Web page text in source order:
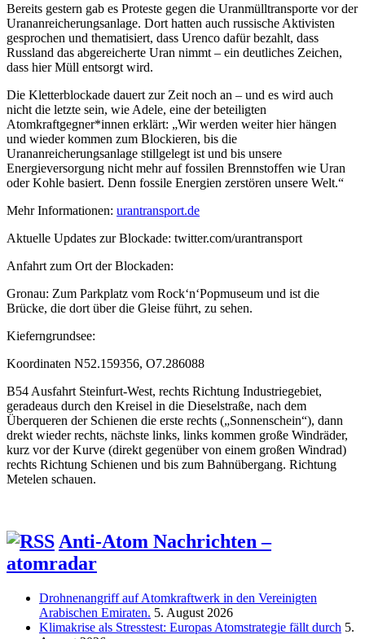
Bereits gestern gab es Proteste gegen die Uranmülltransporte vor der
Urananreicherungsanlage. Dort hatten auch russische Aktivisten
gesprochen und thematisiert, dass Urenco dafür bezahlt, dass
Russland das abgereicherte Uran nimmt – ein deutliches Zeichen,
dass hier Müll entsorgt wird.
Die Kletterblockade dauert zur Zeit noch an – und es wird auch
nicht die letzte sein, wie Adele, eine der beteiligten
Atomkraftgegner*innen erklärt: „Wir werden weiter hier hängen
und wieder kommen zum Blockieren, bis die
Urananreicherungsanlage stillgelegt ist und bis unsere
Energieversorgung nicht mehr auf fossilen Brennstoffen wie Uran
oder Kohle basiert. Denn fossile Energien zerstören unsere Welt.“
Mehr Informationen: urantransport.de
Aktuelle Updates zur Blockade: twitter.com/urantransport
Anfahrt zum Ort der Blockaden:
Gronau: Zum Parkplatz vom Rock‘n‘Popmuseum und ist die
Brücke, die dort über die Gleise führt, zu sehen.
Kieferngrundsee:
Koordinaten N52.159356, O7.286088
B54 Ausfahrt Steinfurt-West, rechts Richtung Industriegebiet,
geradeaus durch den Kreisel in die Dieselstraße, nach dem
Überqueren der Schienen die erste rechts („Sonnenschein“), dann
drekt wieder rechts, nächste links, links kommen große Windräder,
kurz vor der Kurve (direkt gegenüber von einem großen Windrad)
rechts Richtung Schienen und bis zum Bahnübergang. Richtung
Metelen schauen.
Anti-Atom Nachrichten –
atomradar
Drohnenangriff auf Atomkraftwerk in den Vereinigten
Arabischen Emiraten. 5. August 2026
Klimakrise als Stresstest: Europas Atomstrategie fällt durch 5.